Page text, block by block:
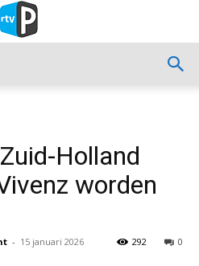
Holland
worden
- 15 januari 2026 0
292